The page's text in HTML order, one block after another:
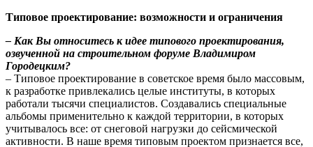
Типовое проектирование: возможности и ограничения
– Как Вы относитесь к идее типового проектирования,
озвученной на строительном форуме Владимиром
Городецким?
– Типовое проектирование в советское время было массовым,
к разработке привлекались целые институты, в которых
работали тысячи специалистов. Создавались специальные
альбомы применительно к каждой территории, в которых
учитывалось все: от снеговой нагрузки до сейсмической
активности. В наше время типовым проектом признается все,